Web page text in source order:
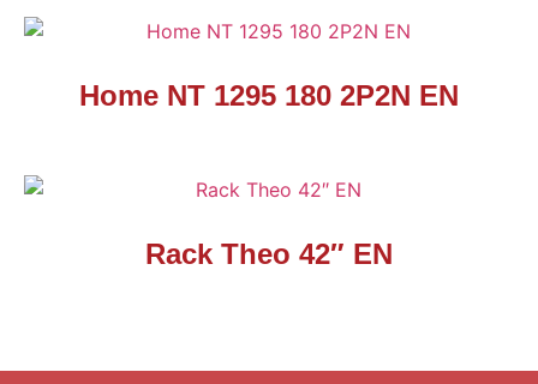
Home NT 1295 180 2P2N EN
Rack Theo 42″ EN